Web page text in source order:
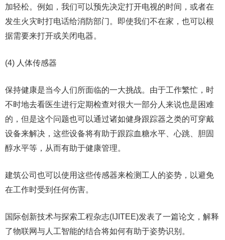
加轻松。例如，我们可以预先决定打开电视的时间，或者在
发生火灾时打电话给消防部门。即使我们不在家，也可以根
据需要来打开或关闭电器。
(4) 人体传感器
保持健康是当今人们所面临的一大挑战。由于工作繁忙，时
不时地去看医生进行定期检查对很大一部分人来说也是困难
的，但是这个问题也可以通过诸如健身跟踪器之类的可穿戴
设备来解决，这些设备将有助于跟踪血糖水平、心跳、胆固
醇水平等，从而有助于健康管理。
建筑公司也可以使用这些传感器来检测工人的姿势，以避免
在工作时受到任何伤害。
国际创新技术与探索工程杂志(IJITEE)发表了一篇论文，解释
了物联网与人工智能的结合将如何有助于姿势识别。